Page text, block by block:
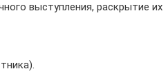
выступления, раскрытие их